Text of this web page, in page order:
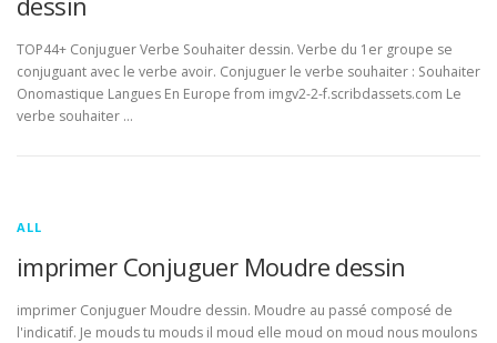
TOP44+ Conjuguer Verbe Souhaiter dessin. Verbe du 1er groupe se
conjuguant avec le verbe avoir. Conjuguer le verbe souhaiter : Souhaiter
Onomastique Langues En Europe from imgv2-2-f.scribdassets.com Le
verbe souhaiter …
ALL
imprimer Conjuguer Moudre dessin
imprimer Conjuguer Moudre dessin. Moudre au passé composé de
l'indicatif. Je mouds tu mouds il moud elle moud on moud nous moulons